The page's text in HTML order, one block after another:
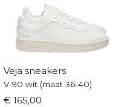
Veja sneakers
V-90 wit (maat 36-40)
€ 165,00